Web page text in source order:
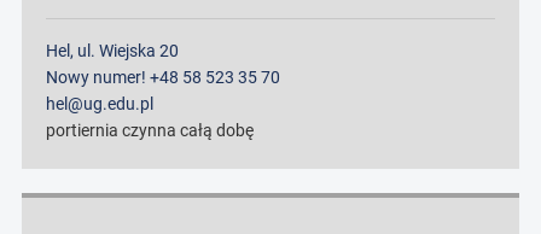
Hel, ul. Wiejska 20
Nowy numer! +48 58 523 35 70
hel@ug.edu.pl
portiernia czynna całą dobę